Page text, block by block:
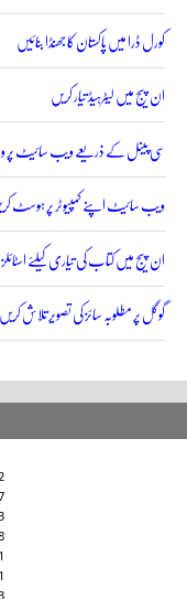
کورل ڈرا میں پاکستان کا جھنڈا بنائیں
ان پیج میں لیٹرہیڈ تیار کریں
سی پینل کے ذریعے ویب سائیٹ پر
ویب سائیٹ اپنے کمپیوٹر پر ہوسٹ
ان پیج میں کتاب کی تیاری کیلئے
گوگل پر مطلوبہ سائز کی تصویر تلاش کریں